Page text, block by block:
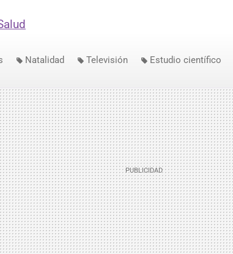
Natalidad Televisión Estudio científico